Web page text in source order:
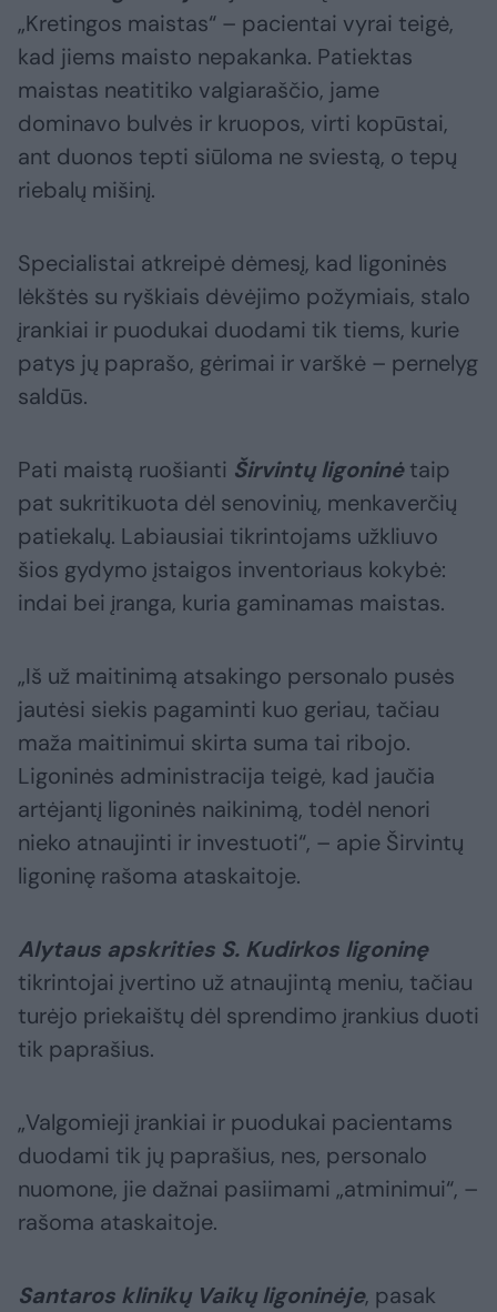
„Kretingos maistas“ – pacientai vyrai teigė,
kad jiems maisto nepakanka. Patiektas
maistas neatitiko valgiaraščio, jame
dominavo bulvės ir kruopos, virti kopūstai,
ant duonos tepti siūloma ne sviestą, o tepų
riebalų mišinį.
Specialistai atkreipė dėmesį, kad ligoninės
lėkštės su ryškiais dėvėjimo požymiais, stalo
įrankiai ir puodukai duodami tik tiems, kurie
patys jų paprašo, gėrimai ir varškė – pernelyg
saldūs.
Pati maistą ruošianti Širvintų ligoninėtaip
pat sukritikuota dėl senovinių, menkaverčių
patiekalų. Labiausiai tikrintojams užkliuvo
šios gydymo įstaigos inventoriaus kokybė:
indai bei įranga, kuria gaminamas maistas.
„Iš už maitinimą atsakingo personalo pusės
jautėsi siekis pagaminti kuo geriau, tačiau
maža maitinimui skirta suma tai ribojo.
Ligoninės administracija teigė, kad jaučia
artėjantį ligoninės naikinimą, todėl nenori
nieko atnaujinti ir investuoti“, – apie Širvintų
ligoninę rašoma ataskaitoje.
Alytaus apskrities S. Kudirkos ligoninę
tikrintojai įvertino už atnaujintą meniu, tačiau
turėjo priekaištų dėl sprendimo įrankius duoti
tik paprašius.
„Valgomieji įrankiai ir puodukai pacientams
duodami tik jų paprašius, nes, personalo
nuomone, jie dažnai pasiimami „atminimui“, –
rašoma ataskaitoje.
Santaros klinikų Vaikų ligoninėje, pasak